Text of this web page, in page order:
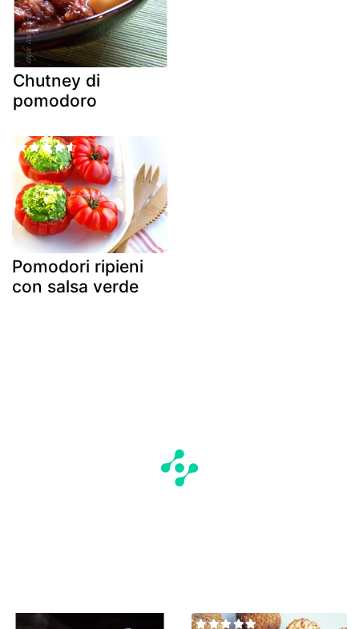
Chutney di
pomodoro
Pomodori ripieni
con salsa verde